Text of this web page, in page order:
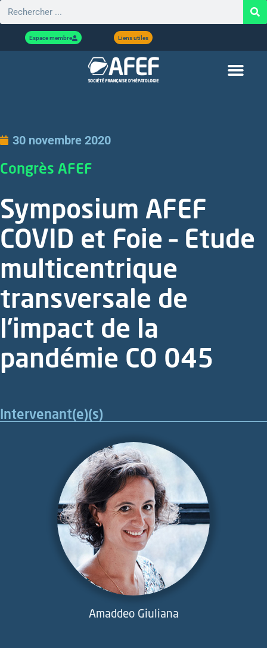
Espace membre Liens utiles
30 novembre 2020
Congrès AFEF
Symposium AFEF
COVID et Foie – Etude
multicentrique
transversale de
l’impact de la
pandémie CO 045
Intervenant(e)(s)
Amaddeo Giuliana